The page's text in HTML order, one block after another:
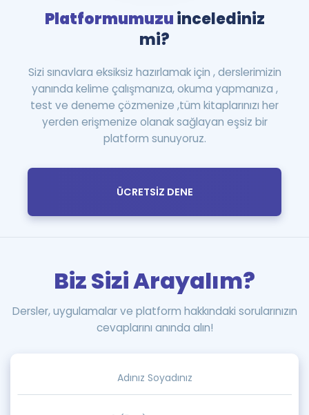
Platformumuzuincelediniz
mi?
Sizi sınavlara eksiksiz hazırlamak için , derslerimizin
yanında kelime çalışmanıza, okuma yapmanıza ,
test ve deneme çözmenize ,tüm kitaplarınızı her
yerden erişmenize olanak sağlayan eşsiz bir
platform sunuyoruz.
ÜCRETSİZ DENE
Biz Sizi Arayalım?
Dersler, uygulamalar ve platform hakkındaki sorularınızın
cevaplarını anında alın!